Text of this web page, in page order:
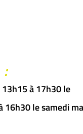
:
à 17h30 le
16h30 le samedi